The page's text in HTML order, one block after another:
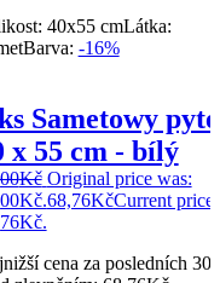
40x55 cmLátka:
Barva: -16%
Sametowy
x 55 cm - bílý
Kč Original price was:
68,76KčCurrent price
cena za posledních 30